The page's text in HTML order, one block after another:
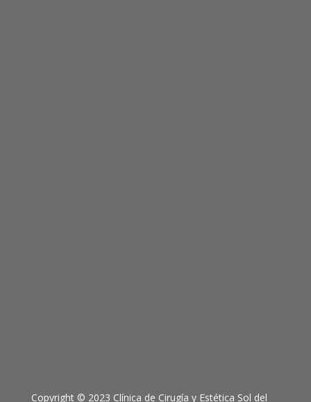
Copyright © 2023 Clínica de Cirugía y Estética Sol del